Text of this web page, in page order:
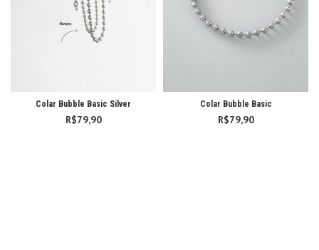
Colar Bubble Basic Silver
R$79,90
Colar Bubble Basic
R$79,90